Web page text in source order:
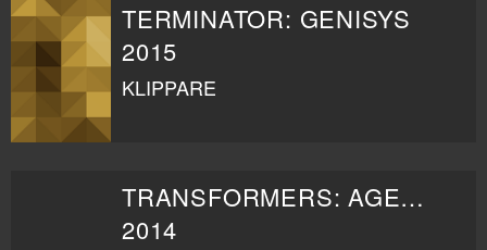
TERMINATOR: GENISYS
2015
KLIPPARE
TRANSFORMERS: AGE OF EXTINCTION
2014